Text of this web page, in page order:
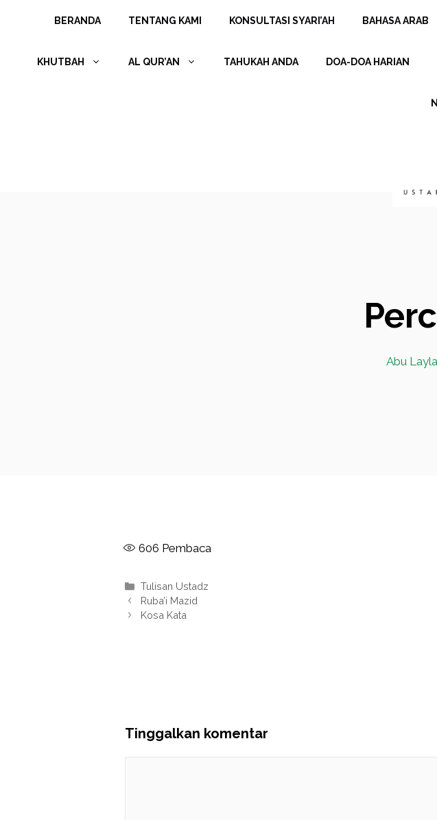
BERANDA TENTANG KAMI KONSULTASI SYARI’AH BAHASA ARAB
KHUTBAH AL QUR’AN TAHUKAH ANDA DOA-DOA HARIAN
Abu Layla
606 Pembaca
Kategori
Tulisan Ustadz
Ruba’i Mazid
Kosa Kata
Tinggalkan komentar